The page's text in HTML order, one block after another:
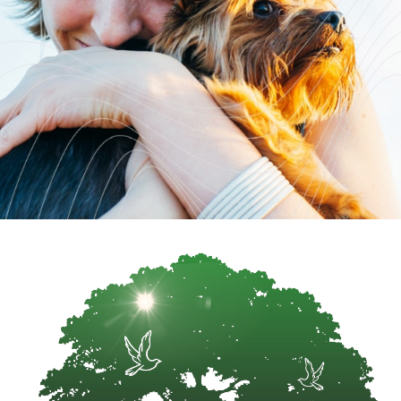
Conflicte contractuale.
Fiecare caz civil este unic, iar eu îmi dedic timpul și
resursele pentru a înțelege în profunzime problema ta.
Obiectivul meu este să rezolv conflictul într-un mod cât
mai rapid și favorabil pentru tine, fie prin negociere, fie
prin reprezentare în instanță.
Pentru mai multe informații despre serviciile juridice
civile, poți consulta pagina Drept Civil.
Lucrul cu mine înseamnă mai mult decât o simplă
colaborare juridică. Aduc cu mine:
Profesionalism desăvârșit: Experiență vastă și
cunoștințe solide în domeniu.
Comunicare deschisă: Te țin informat și explic